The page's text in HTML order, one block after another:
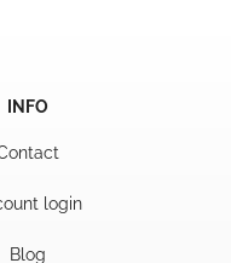
INFO
login
Blog